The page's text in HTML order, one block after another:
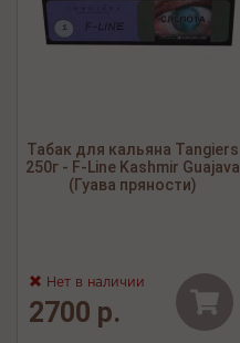
Табак для кальяна Tangiers
250г - F-Line Kashmir Guajava
(Гуава пряности)
Нет в наличии
2700 р.